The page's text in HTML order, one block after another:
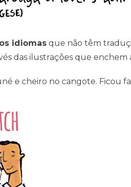
idiomas que não têm
das ilustrações que enchem
e cheiro no cangote. Ficou